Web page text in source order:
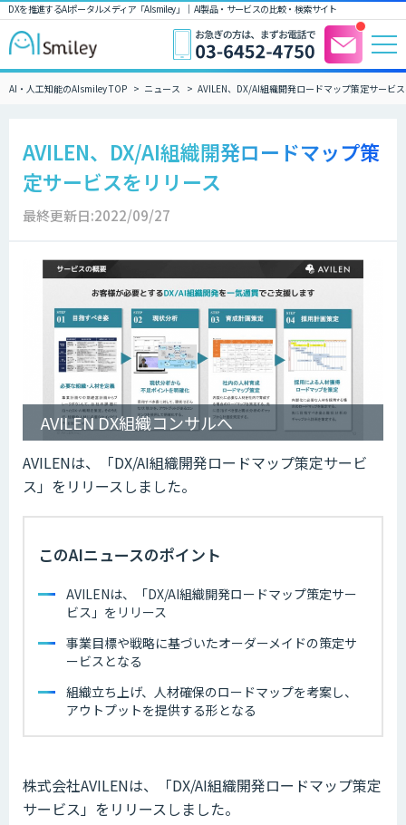
DXを推進するAIポータルメディア「AIsmiley」｜ AI製品・サービスの比較・検索サイト
AI・人工知能のAIsmiley TOP ニュース AVILEN、DX/AI組織開発ロードマップ策定サービ
AVILEN、DX/AI組織開発ロードマップ策
定サービスをリリース
最終更新日:2022/09/27
AVILEN DX組織コンサルへ
AVILENは、「DX/AI組織開発ロードマップ策定サービ
ス」をリリースしました。
このAIニュースのポイント
AVILENは、「DX/AI組織開発ロードマップ策定サー
ビス」をリリース
事業目標や戦略に基づいたオーダーメイドの策定サ
ービスとなる
組織立ち上げ、人材確保のロードマップを考案し、
アウトプットを提供する形となる
株式会社AVILENは、「DX/AI組織開発ロードマップ策定
サービス」をリリースしました。